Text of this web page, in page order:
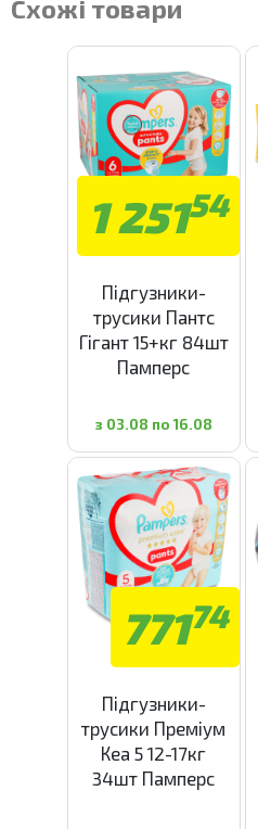
Схожі товари
1 25154
Підгузники-
трусики Пантс
Гігант 15+кг 84шт
Памперс
з 03.08 по 16.08
77174
Підгузники-
трусики Преміум
Кеа 5 12-17кг
34шт Памперс